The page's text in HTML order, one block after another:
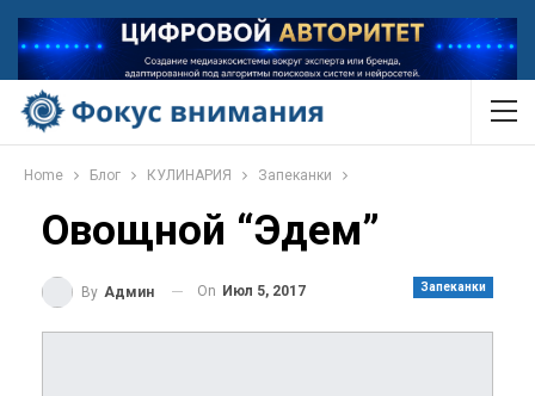
Home Блог КУЛИНАРИЯ Запеканки
Овощной “Эдем”
Запеканки
By Админ On Июл 5, 2017